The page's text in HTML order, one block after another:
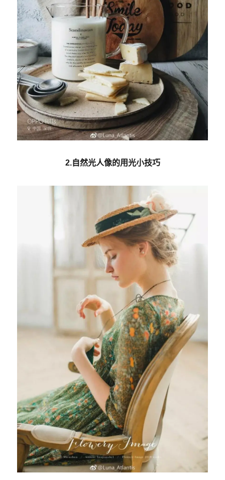
2.自然光人像的用光小技巧